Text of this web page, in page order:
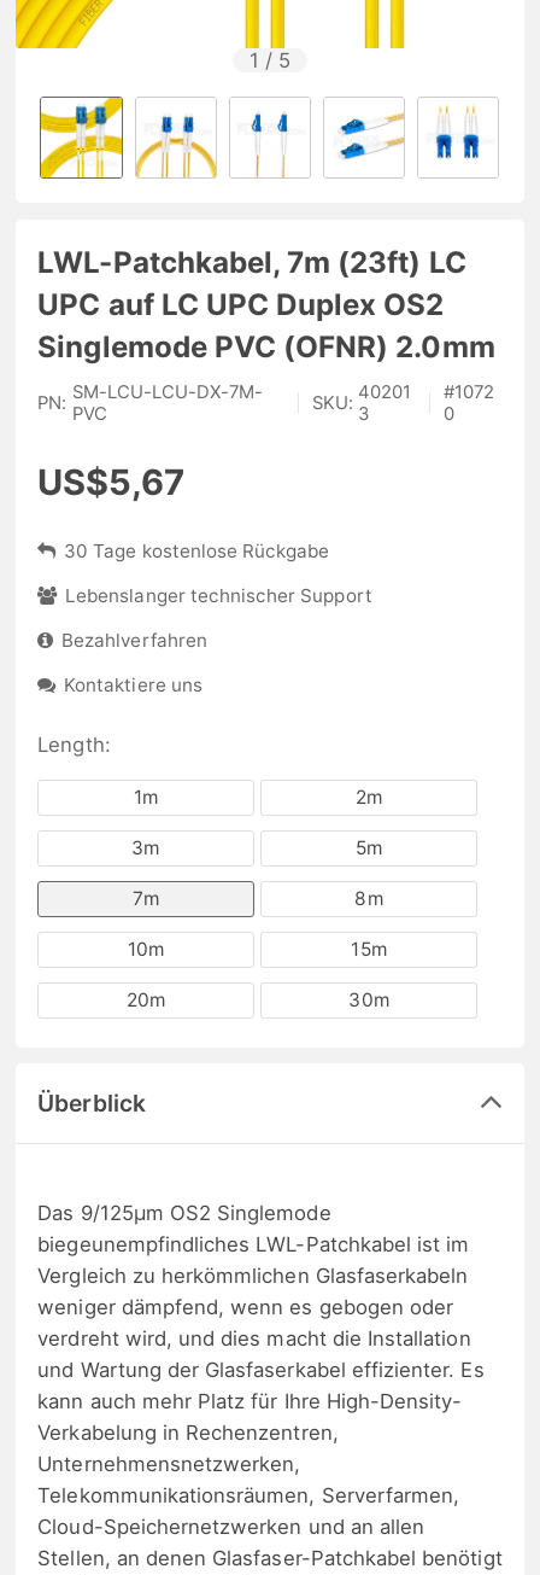
1 / 5
LWL-Patchkabel, 7m (23ft) LC
UPC auf LC UPC Duplex OS2
Singlemode PVC (OFNR) 2.0mm
PN: SM-LCU-LCU-DX-7M-
PVC
SKU: 40201
3
#1072
0
US$5,67
30 Tage kostenlose Rückgabe
Lebenslanger technischer Support
Bezahlverfahren
Kontaktiere uns
Length:
1m 2m
3m 5m
7m 8m
10m 15m
20m 30m
Überblick
Das 9/125μm OS2 Singlemode
biegeunempfindliches LWL-Patchkabel ist im
Vergleich zu herkömmlichen Glasfaserkabeln
weniger dämpfend, wenn es gebogen oder
verdreht wird, und dies macht die Installation
und Wartung der Glasfaserkabel effizienter. Es
kann auch mehr Platz für Ihre High-Density-
Verkabelung in Rechenzentren,
Unternehmensnetzwerken,
Telekommunikationsräumen, Serverfarmen,
Cloud-Speichernetzwerken und an allen
Stellen, an denen Glasfaser-Patchkabel benötigt